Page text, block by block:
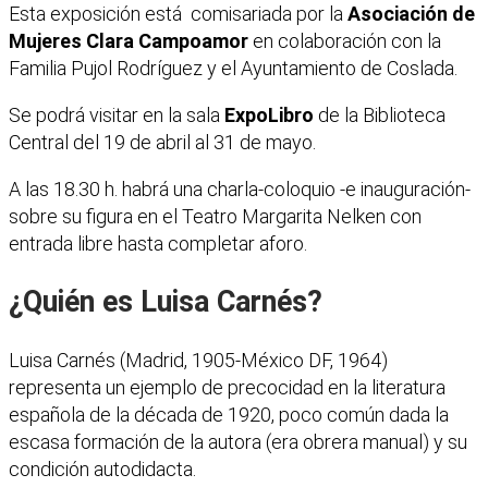
Esta exposición está comisariada por laAsociación de
Mujeres Clara Campoamor en colaboración con la
Familia Pujol Rodríguez y el Ayuntamiento de Coslada.
Se podrá visitar en la sala ExpoLibro de la Biblioteca
Central del 19 de abril al 31 de mayo.
A las 18.30 h. habrá una charla-coloquio -e inauguración-
sobre su figura en el Teatro Margarita Nelken con
entrada libre hasta completar aforo.
¿Quién es Luisa Carnés?
Luisa Carnés (Madrid, 1905-México DF, 1964)
representa un ejemplo de precocidad en la literatura
española de la década de 1920, poco común dada la
escasa formación de la autora (era obrera manual) y su
condición autodidacta.